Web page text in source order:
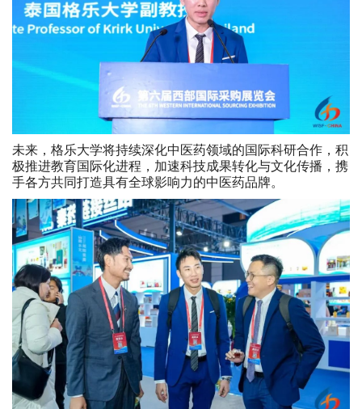
未来，格乐大学将持续深化中医药领域的国际科研合作，积
极推进教育国际化进程，加速科技成果转化与文化传播，携
手各方共同打造具有全球影响力的中医药品牌。